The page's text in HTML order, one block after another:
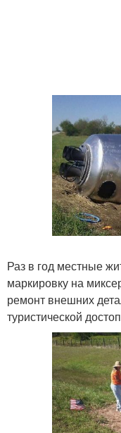
Раз в год местные
маркировку на
ремонт внешних
туристической